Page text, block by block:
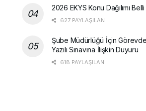
2026 EKYS Konu Dağılımı
627 PAYLAŞILAN
Şube Müdürlüğü İçin
Yazılı Sınavına İlişkin Duyuru
618 PAYLAŞILAN